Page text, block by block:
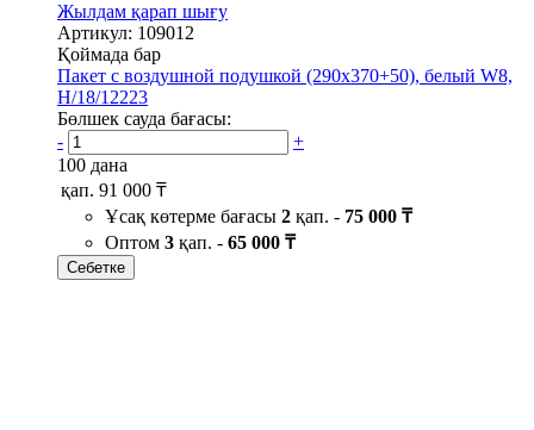
Жылдам қарап шығу
Артикул: 109012
Қоймада бар
Пакет с воздушной подушкой (290х370+50), белый W8,
H/18/12223
Бөлшек сауда бағасы:
-
+
100 дана
қап. 91 000 ₸
Ұсақ көтерме бағасы 2 қап. - 75 000 ₸
Оптом 3 қап. - 65 000 ₸
Себетке